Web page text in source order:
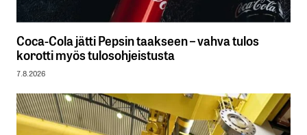
Coca-Cola jätti Pepsin taakseen – vahva tulos
korotti myös tulosohjeistusta
7.8.2026